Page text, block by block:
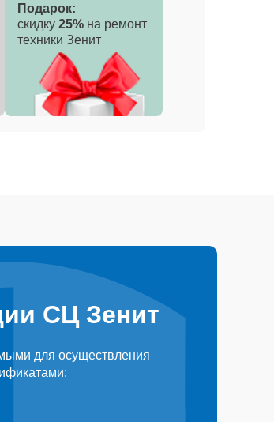
Подарок:
скидку 25% на ремонт
техники Зенит
СЦ Зенит
для осуществления